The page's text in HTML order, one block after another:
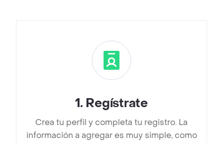
1. Regístrate
Crea tu perfil y completa tu registro. La
información a agregar es muy simple, como